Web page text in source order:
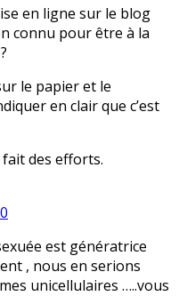
en ligne sur le blog
connu pour être à la
le papier et le
en clair que c’est
des efforts.
est génératrice
, nous en serions
unicellulaires …..vous